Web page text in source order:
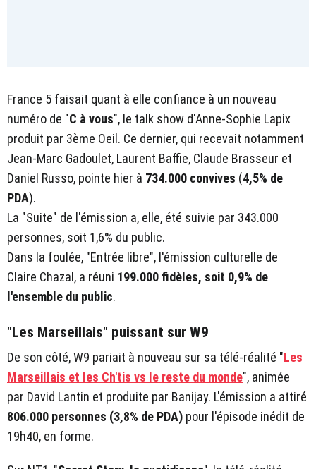
France 5 faisait quant à elle confiance à un nouveau
numéro de "C à vous", le talk show d'Anne-Sophie Lapix
produit par 3ème Oeil. Ce dernier, qui recevait notamment
Jean-Marc Gadoulet, Laurent Baffie, Claude Brasseur et
Daniel Russo, pointe hier à 734.000 convives (4,5% de
PDA).
La "Suite" de l'émission a, elle, été suivie par 343.000
personnes, soit 1,6% du public.
Dans la foulée, "Entrée libre", l'émission culturelle de
Claire Chazal, a réuni 199.000 fidèles, soit 0,9% de
l'ensemble du public.
"Les Marseillais" puissant sur W9
De son côté, W9 pariait à nouveau sur sa télé-réalité "Les
Marseillais et les Ch'tis vs le reste du monde", animée
par David Lantin et produite par Banijay. L'émission a attiré
806.000 personnes (3,8% de PDA) pour l'épisode inédit de
19h40, en forme.